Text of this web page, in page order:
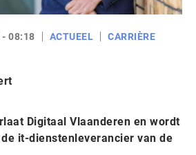
- 08:18 ACTUEEL CARRIÈRE
Digitaal Vlaanderen en wordt
it-dienstenleverancier van de